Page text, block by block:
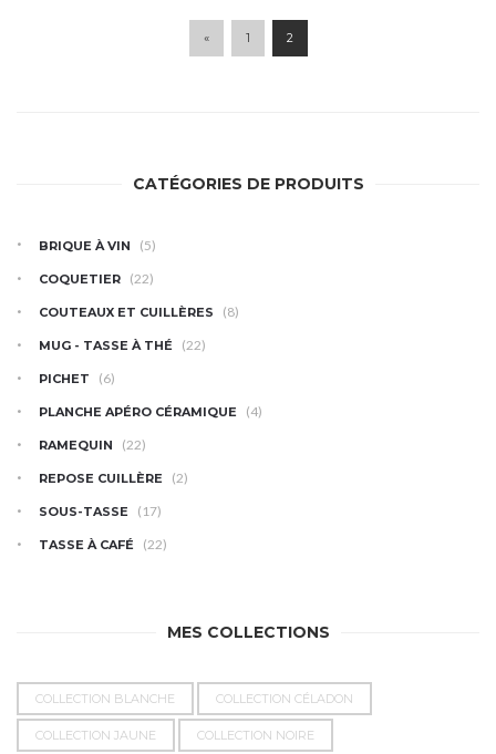
« 1 2
CATÉGORIES DE PRODUITS
BRIQUE À VIN (5)
COQUETIER (22)
COUTEAUX ET CUILLÈRES (8)
MUG - TASSE À THÉ (22)
PICHET (6)
PLANCHE APÉRO CÉRAMIQUE (4)
RAMEQUIN (22)
REPOSE CUILLÈRE (2)
SOUS-TASSE (17)
TASSE À CAFÉ (22)
MES COLLECTIONS
COLLECTION BLANCHE COLLECTION CÉLADON
COLLECTION JAUNE COLLECTION NOIRE